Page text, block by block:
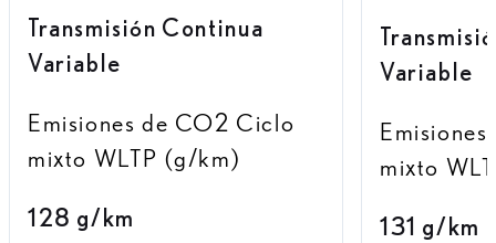
Transmisión Continua
Variable
Emisiones de CO2 Ciclo
mixto WLTP (g/km)
128 g/km
Variable
mixto
131 g/km